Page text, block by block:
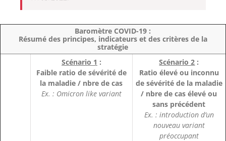
Baromètre COVID-19 :
Résumé des principes, indicateurs et des critères de la
stratégie
Scénario 1 :
Faible ratio de sévérité de
la maladie / nbre de cas
Ex. : Omicron like variant
Scénario 2 :
Ratio élevé ou inconnu
de sévérité de la maladie
/ nbre de cas élevé ou
sans précédent
Ex. : introduction d’un
nouveau variant
préoccupant